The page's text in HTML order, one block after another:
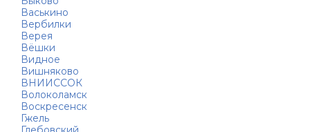
Васькино
Вербилки
Верея
Вёшки
Видное
Вишняково
ВНИИССОК
Волоколамск
Воскресенск
Гжель